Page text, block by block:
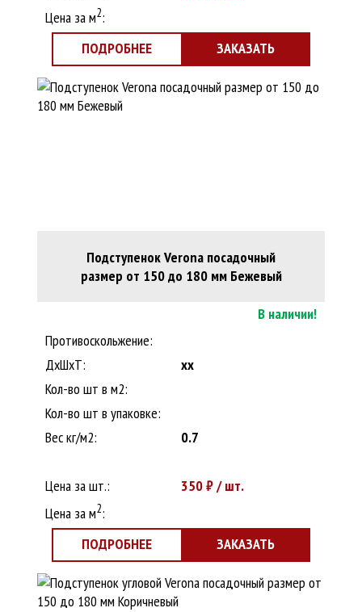
Цена за м2:
ПОДРОБНЕЕ ЗАКАЗАТЬ
Подступенок Verona посадочный
размер от 150 до 180 мм Бежевый
В наличии!
Противоскольжение:
ДxШхТ:
xx
Кол-во шт в м2:
Кол-во шт в упаковке:
Вес кг/м2:
0.7
Цена за шт.: 350₽ / шт.
Цена за м2:
ПОДРОБНЕЕ ЗАКАЗАТЬ